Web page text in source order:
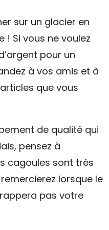
sur un glacier en
! Si vous ne voulez
pour un
à vos amis et à
que vous
de qualité qui
pensez à
cagoules sont très
lorsque le
pas votre